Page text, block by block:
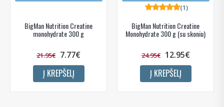
BigMan Nutrition Creatine
monohydrate 300 g
21.95€ 7.77€
Į KREPŠELĮ
BigMan Nutrition Creatine
Monohydrate 300 g (su skoniu)
(1)
24.95€ 12.95€
Į KREPŠELĮ